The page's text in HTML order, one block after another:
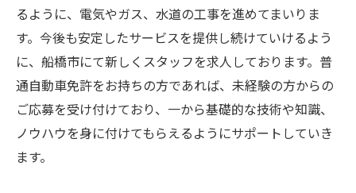
るように、電気やガス、水道の工事を進めてまいりま
す。今後も安定したサービスを提供し続けていけるよう
に、船橋市にて新しくスタッフを求人しております。普
通自動車免許をお持ちの方であれば、未経験の方からの
ご応募を受け付けており、一から基礎的な技術や知識、
ノウハウを身に付けてもらえるようにサポートしていき
ます。